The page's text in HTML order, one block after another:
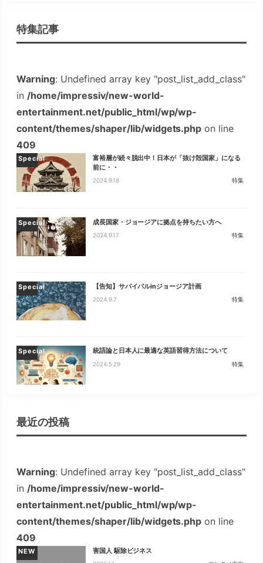
特集記事
Warning: Undefined array key "post_list_add_class"
in /home/impressiv/new-world-
entertainment.net/public_html/wp/wp-
content/themes/shaper/lib/widgets.php on line
409
Special
富裕層が続々脱出中！日本が「抜け殻国家」になる
前に・・
2024.9.18 特集
Special 成長国家・ジョージアに拠点を持ちたい方へ
2024.9.17 特集
Special 【告知】サバイバルinジョージア計画
2024.9.7 特集
Special 統語論と日本人に最適な英語習得方法について
2024.5.29 特集
最近の投稿
Warning: Undefined array key "post_list_add_class"
in /home/impressiv/new-world-
entertainment.net/public_html/wp/wp-
content/themes/shaper/lib/widgets.php on line
409
NEW 害国人 駆除ビジネス